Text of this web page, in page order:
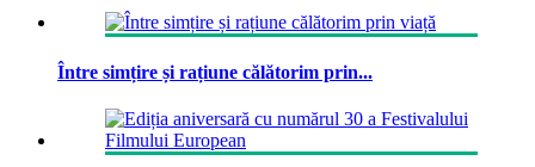
Între simțire și rațiune călătorim prin...